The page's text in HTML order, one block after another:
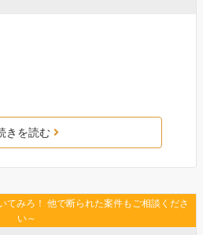
きを読む
てみろ！ 他で断られた案件もご相談くださ
い～